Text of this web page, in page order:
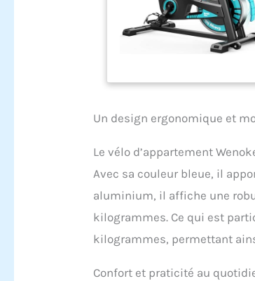
Un design ergonomique et
Le vélo d’appartement
Avec sa couleur bleue, il
aluminium, il affiche une
kilogrammes. Ce qui est
kilogrammes, permettant
Confort et praticité au